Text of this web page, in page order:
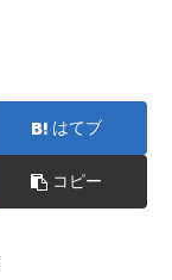
はてブ
コピー